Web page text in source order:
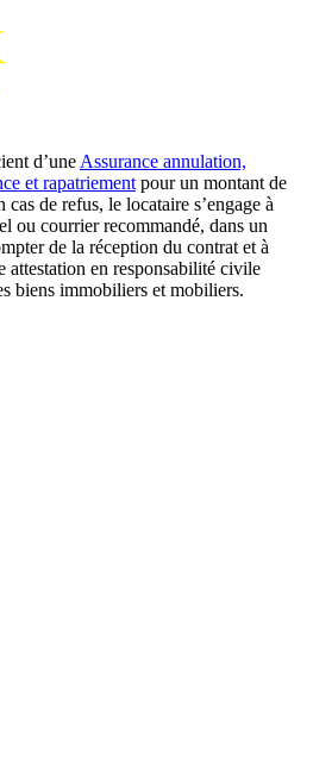
d’une Assurance annulation,
et rapatriement pour un montant de
de refus, le locataire s’engage à
ou courrier recommandé, dans un
de la réception du contrat et à
en responsabilité civile
biens immobiliers et mobiliers.